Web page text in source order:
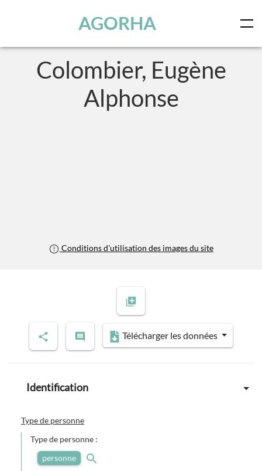
AGORHA
Colombier, Eugène
Alphonse
Conditions d'utilisation des images du site
Télécharger les données
Identification
Type de personne
Type de personne :
personne